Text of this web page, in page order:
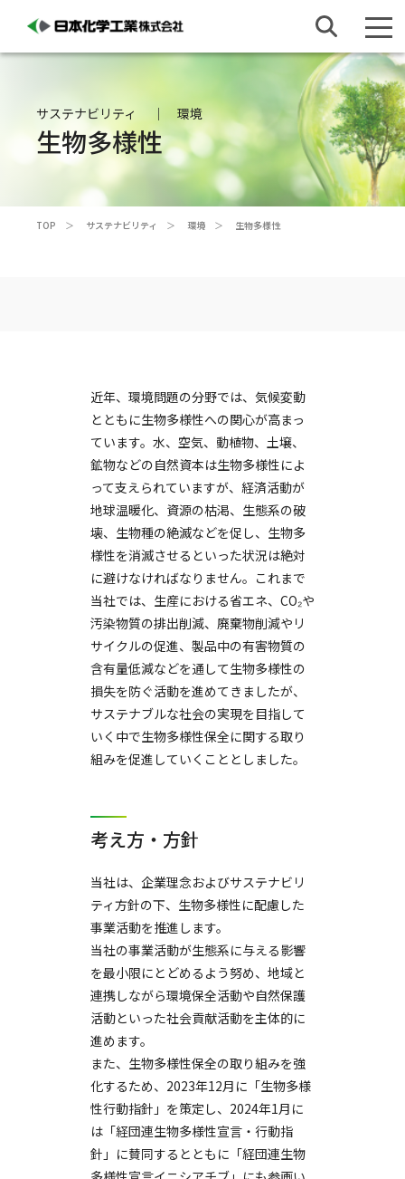
サステナビリティ 環境
生物多様性
TOP サステナビリティ 環境 生物多様性
近年、環境問題の分野では、気候変動
とともに生物多様性への関心が高まっ
ています。水、空気、動植物、土壌、
鉱物などの自然資本は生物多様性によ
って支えられていますが、経済活動が
地球温暖化、資源の枯渇、生態系の破
壊、生物種の絶滅などを促し、生物多
様性を消滅させるといった状況は絶対
に避けなければなりません。これまで
当社では、生産における省エネ、CO₂や
汚染物質の排出削減、廃棄物削減やリ
サイクルの促進、製品中の有害物質の
含有量低減などを通して生物多様性の
損失を防ぐ活動を進めてきましたが、
サステナブルな社会の実現を目指して
いく中で生物多様性保全に関する取り
組みを促進していくこととしました。
考え方・方針
当社は、企業理念およびサステナビリ
ティ方針の下、生物多様性に配慮した
事業活動を推進します。
当社の事業活動が生態系に与える影響
を最小限にとどめるよう努め、地域と
連携しながら環境保全活動や自然保護
活動といった社会貢献活動を主体的に
進めます。
また、生物多様性保全の取り組みを強
化するため、2023年12月に「生物多様
性行動指針」を策定し、2024年1月に
は「経団連生物多様性宣言・行動指
針」に賛同するとともに「経団連生物